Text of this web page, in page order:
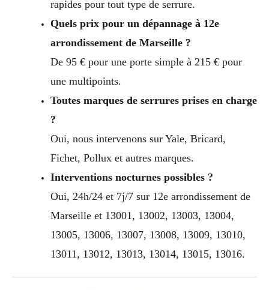
rapides pour tout type de serrure.
Quels prix pour un dépannage à 12e
arrondissement de Marseille ?
De 95 € pour une porte simple à 215 € pour
une multipoints.
Toutes marques de serrures prises en charge
?
Oui, nous intervenons sur Yale, Bricard,
Fichet, Pollux et autres marques.
Interventions nocturnes possibles ?
Oui, 24h/24 et 7j/7 sur 12e arrondissement de
Marseille et 13001, 13002, 13003, 13004,
13005, 13006, 13007, 13008, 13009, 13010,
13011, 13012, 13013, 13014, 13015, 13016.